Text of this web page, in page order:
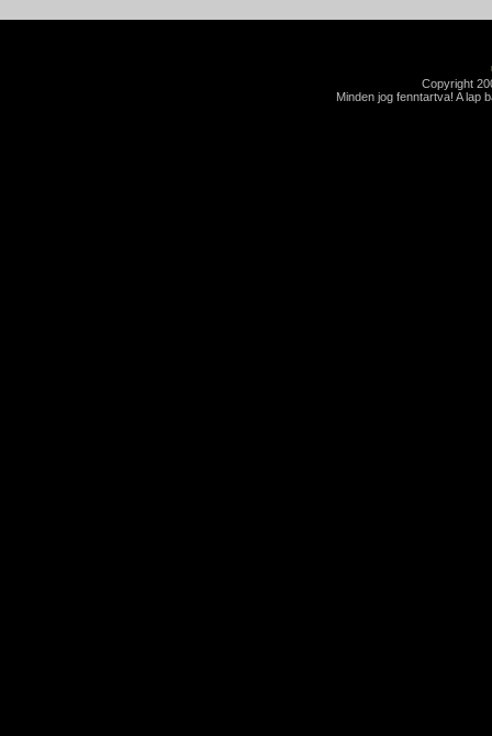
Copyright
Minden jog fenntartva! A lap